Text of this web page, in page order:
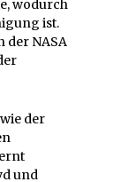
wodurch
ist.
der NASA
der
und